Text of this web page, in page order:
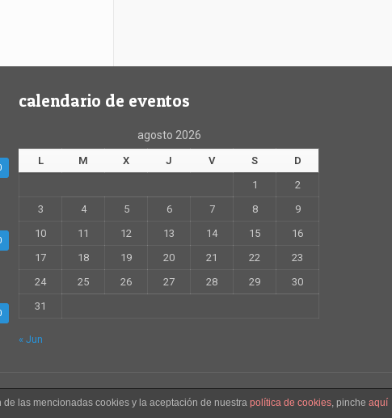
calendario de eventos
agosto 2026
L M X J V S
D
1
2
3
4 5 6 7 8
9
10
11 12 13 14 15
16
17
18 19 20 21 22
23
24
25 26 27 28 29
30
31
« Jun
y condiciones de uso Aviso legal Política de cookies
las mencionadas cookies y la aceptación de nuestra política de cookies, pinche aquí